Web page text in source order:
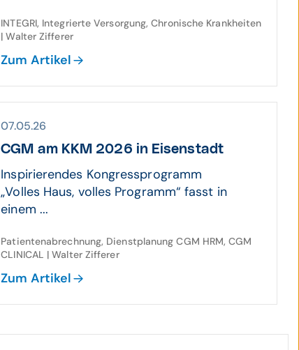
INTEGRI, Integrierte Versorgung, Chronische Krankheiten
| Walter Zifferer
Zum Artikel
07.05.26
CGM am KKM 2026 in Eisenstadt
Inspirierendes Kongressprogramm
„Volles Haus, volles Programm“ fasst in
einem ...
Patientenabrechnung, Dienstplanung CGM HRM, CGM
CLINICAL | Walter Zifferer
Zum Artikel